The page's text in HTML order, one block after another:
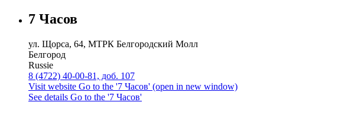
7 Часов
ул. Щорса, 64, МТРК Белгородский Молл
Белгород
Russie
8 (4722) 40-00-81, доб. 107
Visit website Go to the '7 Часов' (open in new window)
See details Go to the '7 Часов'